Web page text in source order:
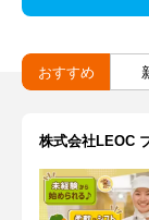
おすすめ
株式会社LEOC